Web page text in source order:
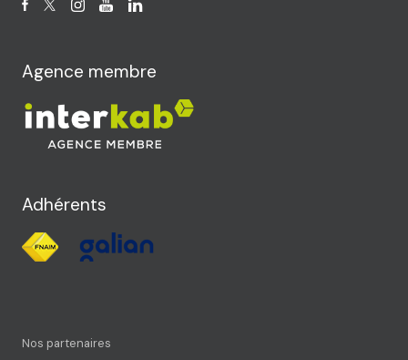
Agence membre
Adhérents
Nos partenaires